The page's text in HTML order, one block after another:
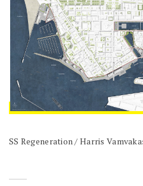
SS Regeneration / Harris